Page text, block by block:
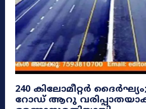
240 കിലോമീറ്റര്‍
റോഡ്‌ ആറു